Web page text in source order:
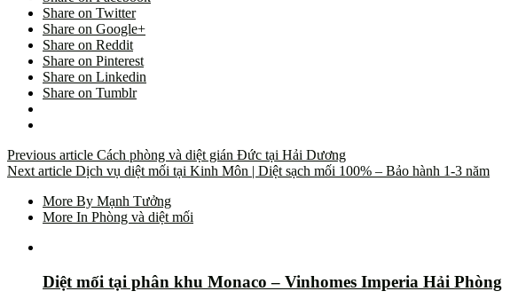
Share on Twitter
Share on Google+
Share on Reddit
Share on Pinterest
Share on Linkedin
Share on Tumblr
Previous article Cách phòng và diệt gián Đức tại Hải Dương
Next article Dịch vụ diệt mối tại Kinh Môn | Diệt sạch mối 100% – Bảo hành 1-3 năm
More By Mạnh Tưởng
More In Phòng và diệt mối
Diệt mối tại phân khu Monaco – Vinhomes Imperia Hải Phòng